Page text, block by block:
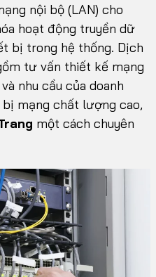
nội bộ (LAN) cho
hoạt động truyền dữ
bị trong hệ thống. Dịch
tư vấn thiết kế mạng
nhu cầu của doanh
mạng chất lượng cao,
một cách chuyên